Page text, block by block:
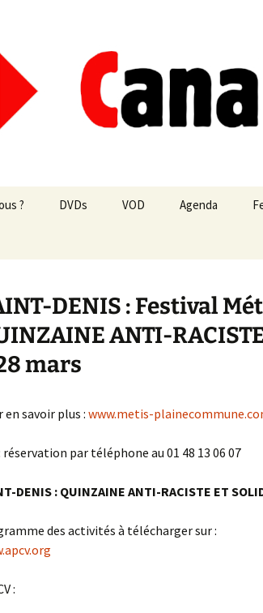
? DVDs VOD Agenda
DENIS : Festival
ANTI-
mars
en savoir plus : www.metis-
réservation par téléphone au 01 48 13 06 07
DENIS : QUINZAINE ANTI-RACISTE ET
des activités à télécharger sur :
: